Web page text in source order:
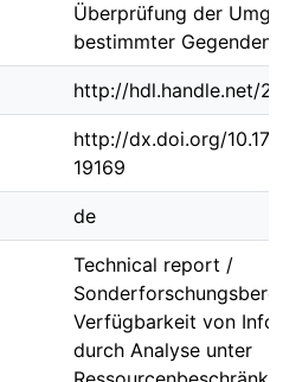
Überprüfung der
bestimmter Gegenden.
http://hdl.handle.net/
http://dx.doi.org/
19169
de
Technical report /
Verfügbarkeit von
durch Analyse unter